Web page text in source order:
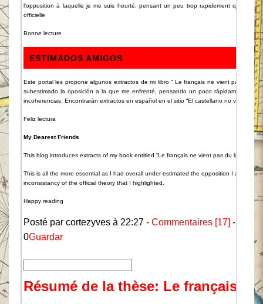
l’opposition à laquelle je me suis heurté, pensant un peu trop rapidement que
officielle
Bonne lecture
ESTIMADOS AMIGOS
Este portal les propone algunos extractos de mi libro “ Le français ne vient pas du
subestimado la oposición a la que me enfrenté, pensando un poco rápidamente
incoherencias. Encontrarán extractos en español en el sitio “El castellano no viene del
Feliz lectura
My Dearest Friends
This blog introduces extracts of my book entitled “Le français ne vient pas du latin”
This is all the more essential as I had overall under-estimated the opposition I am
inconsistancy of the official theory that I highlighted.
Happy reading
Posté par cortezyves à 22:27 - Commentaires [17] -
0Guardar
Résumé de la thèse: Le français